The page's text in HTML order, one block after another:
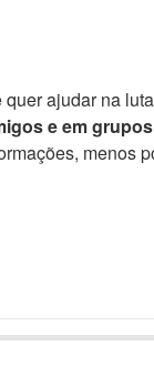
ajudar na
e em
menos